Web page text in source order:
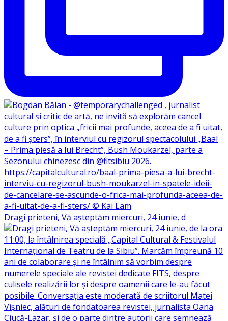
Dragi prieteni, Vă așteptăm miercuri, 24 iunie, d